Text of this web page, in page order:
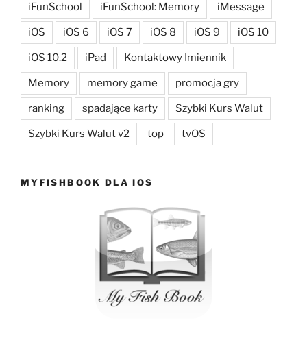
iFunSchool iFunSchool: Memory iMessage
iOS iOS 6 iOS 7 iOS 8 iOS 9 iOS 10
iOS 10.2 iPad Kontaktowy Imiennik
Memory memory game promocja gry
ranking spadające karty Szybki Kurs Walut
Szybki Kurs Walut v2 top tvOS
MYFISHBOOK DLA IOS